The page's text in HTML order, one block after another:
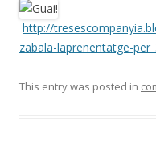
http://
zabala-laprenentatge-
This entry was posted in